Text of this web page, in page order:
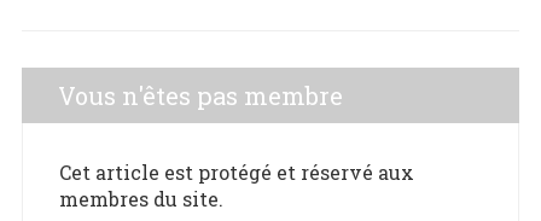
Vous n'êtes pas membre
Cet article est protégé et réservé aux
membres du site.